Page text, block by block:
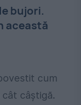
bujori.
această
cum
câștigă.